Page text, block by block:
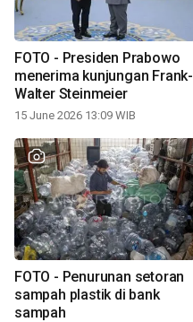
FOTO - Presiden Prabowo
menerima kunjungan Frank-
Walter Steinmeier
15 June 2026 13:09 WIB
FOTO - Penurunan setoran
sampah plastik di bank
sampah